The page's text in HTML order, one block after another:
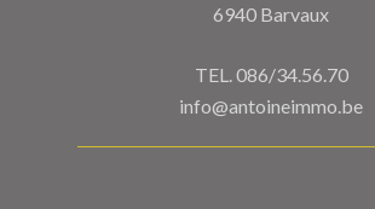
6940 Barvaux
TEL.086/34.56.70
info@antoineimmo.be